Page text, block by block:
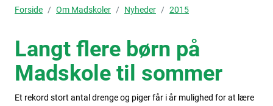
Forside Om Madskoler Nyheder 2015
Langt flere børn på
Madskole til sommer
Et rekord stort antal drenge og piger får i år mulighed for at lære